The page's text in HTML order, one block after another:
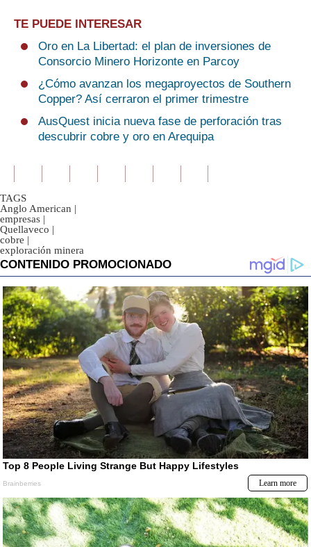
TE PUEDE INTERESAR
Oro en La Libertad: el plan de inversiones de
Consorcio Minero Horizonte en Parcoy
¿Cómo avanzan los megaproyectos de Southern
Copper? Así cerraron el primer trimestre
AusQuest inicia nueva fase de perforación tras
descubrir cobre y oro en Arequipa
TAGS
Anglo American |
empresas |
Quellaveco |
cobre |
exploración minera